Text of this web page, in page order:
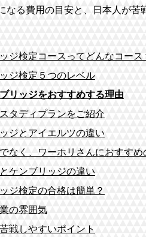
なる費用の目安と、日本人が苦
ジ検定コースってどんなコース
ジ検定５つのレベル
リッジをおすすめする理由
タディプランをご紹介
ジとアイエルツの違い
なく、ワーホリさんにおすすめ
ケンブリッジの違い
ジ検定の合格は簡単？
の雰囲気
戦しやすいポイント